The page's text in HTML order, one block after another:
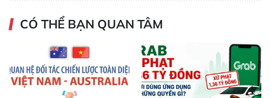
CÓ THỂ BẠN QUAN TÂM